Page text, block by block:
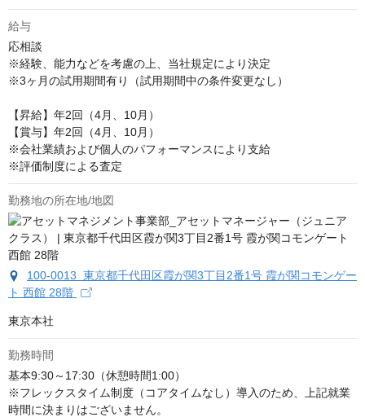
給与
応相談
※経験、能力などを考慮の上、当社規定により決定
※3ヶ月の試用期間有り（試用期間中の条件変更なし）
【昇給】年2回（4月、10月）
【賞与】年2回（4月、10月）
※会社業績および個人のパフォーマンスにより支給
※評価制度による査定
勤務地の所在地/地図
100-0013 東京都千代田区霞が関3丁目2番1号 霞が関コモンゲー
ト 西館 28階
東京本社
勤務時間
基本9:30～17:30（休憩時間1:00）
※フレックスタイム制度（コアタイムなし）導入のため、上記就業
時間に決まりはございません。